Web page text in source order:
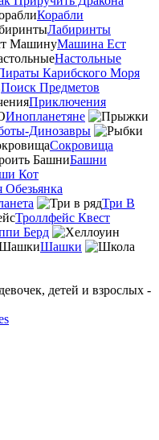
Корабли
Лабиринты
Машина Ест
Настольные
Карибского Моря
Поиск Предметов
Приключения
Инопланетяне
Динозавры
Сокровища
Башни
Кот
Обезьянка
Три В
Троллфейс Квест
Берд
Шашки
детей и взрослых -